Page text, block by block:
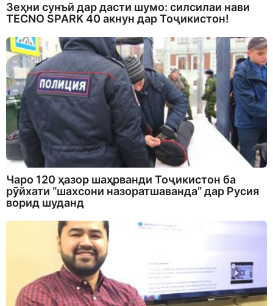
Зеҳни сунъӣ дар дасти шумо: силсилаи нави
TECNO SPARK 40 акнун дар Тоҷикистон!
Чаро 120 ҳазор шаҳрванди Тоҷикистон ба
рӯйхати “шахсони назоратшаванда” дар Русия
ворид шуданд